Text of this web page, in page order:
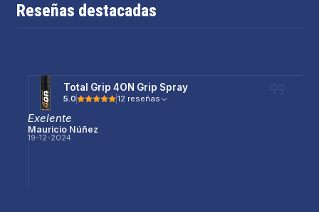
Reseñas destacadas
Total Grip 4ON Grip Spray
5.0 12 reseñas
Exelente
Mauricio Núñez
19-12-2024